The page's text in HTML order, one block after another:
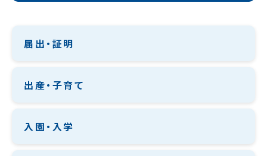
届出・証明
出産・子育て
入園・入学